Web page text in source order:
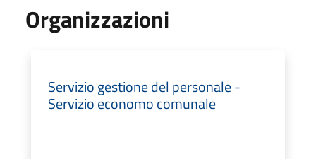
Organizzazioni
Servizio gestione del personale -
Servizio economo comunale